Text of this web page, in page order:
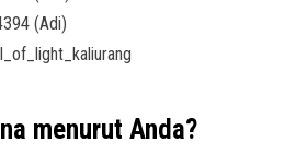
(Adi)
menurut Anda?